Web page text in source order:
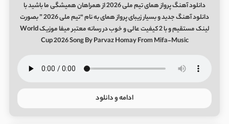
دانلود آهنگ پرواز همای تیم ملی 2026 از همراهان همیشگی ما باشید با
دانلود آهنگ جدید و بسیار زیبای پرواز همای به نام “تیم ملی 2026 ” بصورت
لینک مستقیم و با 2 کیفیت عالی و خوب در رسانه معتبر میفا موزیک World
Cup 2026 Song By Parvaz Homay From Mifa-Music
ادامه و دانلود